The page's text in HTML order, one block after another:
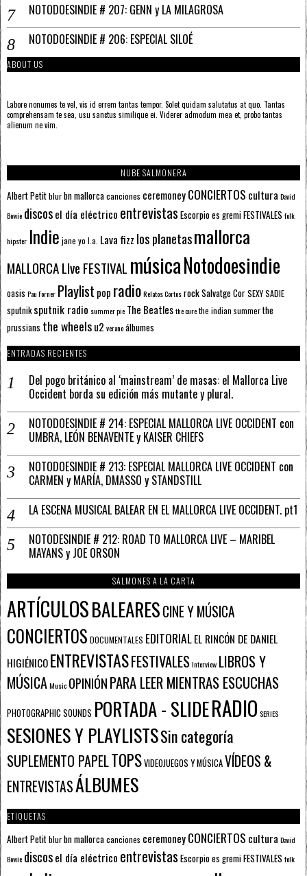
NOTODOESINDIE # 207: GENN y LA MILAGROSA
NOTODOESINDIE # 206: ESPECIAL SILOÉ
ABOUT US
Labore nonumes te vel, vis id errem tantas tempor. Solet quidam salutatus at quo. Tantas
comprehensam te sea, usu sanctus similique ei. Viderer admodum mea et, probo tantas
alienum ne vim.
NUBE SALMONERA
Albert Petitblurbn mallorcacanciones ceremoneyCONCIERTOS cultura David
Bowie discosel día eléctrico entrevistas Escorpioes gremiFESTIVALES folk
hipster Indie jane yo l.a. Lava fizz los planetasmallorca
MALLORCA LIve FESTIVAL músicaNotodoesindie
oasis Pau Forner Playlist pop radioRelatos CortosrockSalvatge CorSEXY SADIE
sputnik sputnik radio summer pie The Beatlesthe curethe indian summerthe
prussians the wheelsu2 veranoálbumes
ENTRADAS RECIENTES
Del pogo británico al ‘mainstream’ de masas: el Mallorca Live
Occident borda su edición más mutante y plural.
NOTODOESINDIE # 214: ESPECIAL MALLORCA LIVE OCCIDENT con
UMBRA, LEÓN BENAVENTE y KAISER CHIEFS
NOTODOESINDIE # 213: ESPECIAL MALLORCA LIVE OCCIDENT con
CARMEN y MARÍA, DMASSO y STANDSTILL
LA ESCENA MUSICAL BALEAR EN EL MALLORCA LIVE OCCIDENT. pt1
NOTODESINDIE # 212: ROAD TO MALLORCA LIVE – MARIBEL
MAYANS y JOE ORSON
SALMONES A LA CARTA
ARTÍCULOSBALEARESCINE Y MÚSICA
CONCIERTOS DOCUMENTALES EDITORIALEL RINCÓN DE DANIEL
HIGIÉNICOENTREVISTASFESTIVALESInterview LIBROS Y
MÚSICAMusic OPINIÓNPARA LEER MIENTRAS ESCUCHAS
PHOTOGRAPHIC SOUNDS PORTADA - SLIDERADIO SERIES
SESIONES Y PLAYLISTSSin categoría
SUPLEMENTO PAPELTOPSVIDEOJUEGOS Y MÚSICAVÍDEOS &
ENTREVISTASÁLBUMES
ETIQUETAS
Albert Petitblurbn mallorcacanciones ceremoneyCONCIERTOS cultura David
Bowie discosel día eléctrico entrevistas Escorpioes gremiFESTIVALES folk